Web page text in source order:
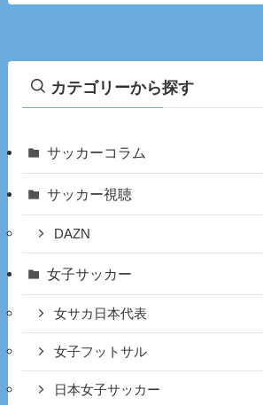
カテゴリーから探す
サッカーコラム
サッカー視聴
DAZN
女子サッカー
女サカ日本代表
女子フットサル
日本女子サッカー